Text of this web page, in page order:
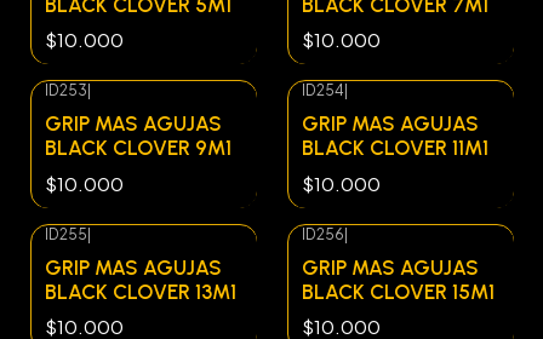
$10.000 $10.000
ID253
GRIP MAS AGUJAS
BLACK CLOVER 9M1
$10.000
ID254
GRIP MAS AGUJAS
BLACK CLOVER 11M1
$10.000
ID255|
GRIP MAS AGUJAS
BLACK CLOVER 13M1
$10.000
ID256|
GRIP MAS AGUJAS
BLACK CLOVER 15M1
$10.000